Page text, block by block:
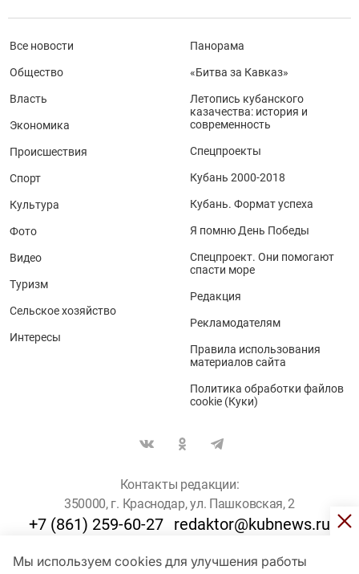
Мы используем cookies для улучшения работы
Все новости
Общество
Власть
Экономика
Происшествия
Спорт
Культура
Фото
Видео
Туризм
Сельское хозяйство
Интересы
Панорама
«Битва за Кавказ»
Летопись кубанского
казачества: история и
современность
Спецпроекты
Кубань 2000-2018
Кубань. Формат успеха
Я помню День Победы
Спецпроект. Они помогают
спасти море
Редакция
Рекламодателям
Правила использования
материалов сайта
Политика обработки файлов
cookie (Куки)
Контакты редакции:
350000, г. Краснодар, ул. Пашковская, 2
+7 (861) 259-60-27 redaktor@kubnews.ru
Для пользователей старше 16 лет